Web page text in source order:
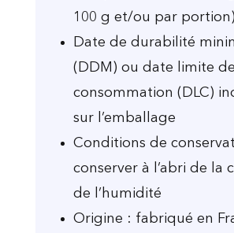
100 g et/ou par portion)
Date de durabilité
(DDM) ou date limite de
consommation (DLC)
sur l’emballage
Conditions de
conserver à l’abri de la
de l’humidité
Origine : fabriqué en